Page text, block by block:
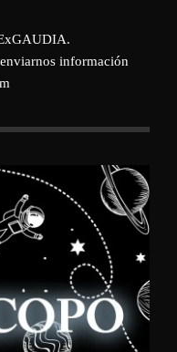
.
información